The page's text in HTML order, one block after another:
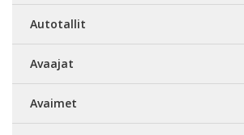
Autotallit
Avaajat
Avaimet